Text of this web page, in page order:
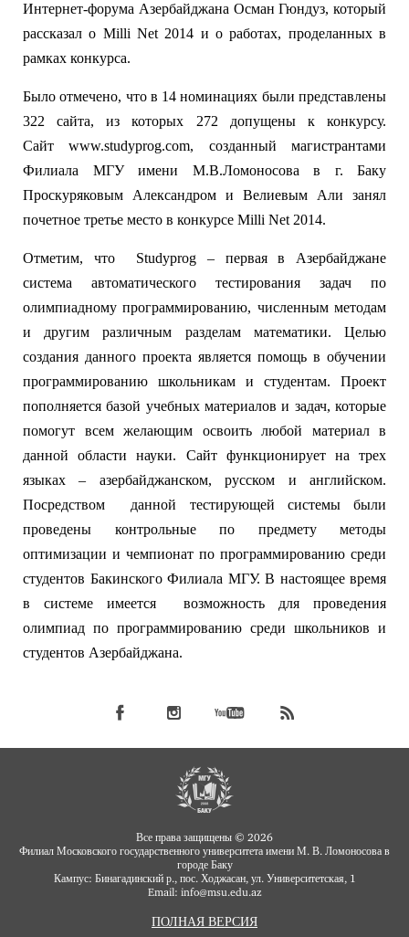
Интернет-форума Азербайджана Осман Гюндуз, который
рассказал о Milli Net 2014 и о работах, проделанных в
рамках конкурса.
Было отмечено, что в 14 номинациях были представлены
322 сайта, из которых 272 допущены к конкурсу.
Сайт www.studyprog.com, созданный магистрантами
Филиала МГУ имени М.В.Ломоносова в г. Баку
Проскуряковым Александром и Велиевым Али занял
почетное третье место в конкурсе Milli Net 2014.
Отметим, что Studyprog – первая в Азербайджане
система автоматического тестирования задач по
олимпиадному программированию, численным методам
и другим различным разделам математики. Целью
создания данного проекта является помощь в обучении
программированию школьникам и студентам. Проект
пополняется базой учебных материалов и задач, которые
помогут всем желающим освоить любой материал в
данной области науки. Сайт функционирует на трех
языках – азербайджанском, русском и английском.
Посредством данной тестирующей системы были
проведены контрольные по предмету методы
оптимизации и чемпионат по программированию среди
студентов Бакинского Филиала МГУ. В настоящее время
в системе имеется возможность для проведения
олимпиад по программированию среди школьников и
студентов Азербайджана.
Все права защищены © 2026
Филиал Московского государственного университета имени М. В. Ломоносова в
городе Баку
Кампус: Бинагадинский р., пос. Ходжасан, ул. Университетская, 1
Email: info@msu.edu.az
ПОЛНАЯ ВЕРСИЯ